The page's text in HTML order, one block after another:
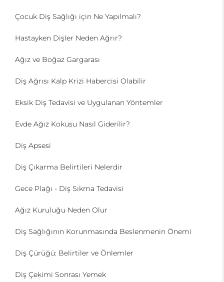
Çocuk Diş Sağlığı için Ne Yapılmalı?
Hastayken Dişler Neden Ağrır?
Ağız ve Boğaz Gargarası
Diş Ağrısı Kalp Krizi Habercisi Olabilir
Eksik Diş Tedavisi ve Uygulanan Yöntemler
Evde Ağız Kokusu Nasıl Giderilir?
Diş Apsesi
Diş Çıkarma Belirtileri Nelerdir
Gece Plağı - Diş Sıkma Tedavisi
Ağız Kuruluğu Neden Olur
Diş Sağlığının Korunmasında Beslenmenin Önemi
Diş Çürüğü: Belirtiler ve Önlemler
Diş Çekimi Sonrası Yemek